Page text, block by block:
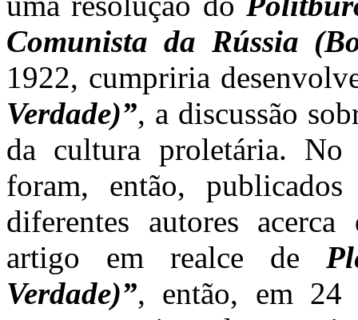
Comunista da Rússia
1922, cumpriria
Verdade)”, a discussão
da cultura proletária.
foram, então,
diferentes autores
artigo em realce de
Verdade)”, então, em